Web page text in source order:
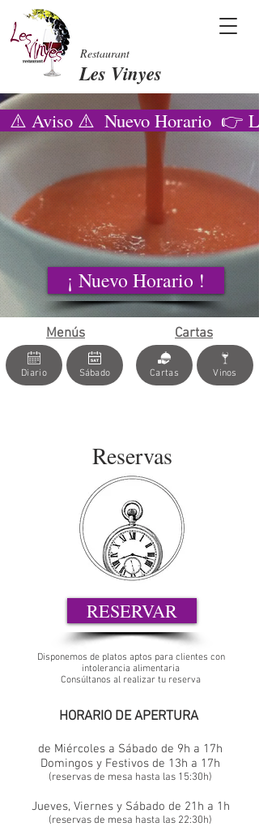
Restaurant
Les Vinyes
⚠️ Aviso ⚠️  Nuevo Horario
¡ Nuevo Horario !
Menús
Diario Sábado
Cartas
Cartas Vinos
Reservas
RESERVAR
Disponemos de platos aptos para clientes con
intolerancia alimentaria
Consúltanos al realizar tu reserva
HORARIO DE APERTURA
de Miércoles a Sábado de 9h a 17h
Domingos y Festivos de 13h a 17h
(reservas de mesa hasta las 15:30h)
Jueves, Viernes ySábado de 21h a 1h
(reservas de mesa hasta las 22:30h)